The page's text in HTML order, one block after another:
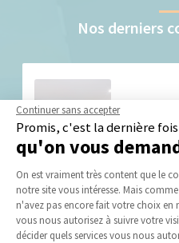
Nos derniers
Aménager une pièce en
éviter !
Le concept de souplex,
sol » et de «...
Continuer sans accepter
Promis, c'est la dernière fois
qu'on vous
Plateforme de
On est vraiment très content que le
notre site vous intéresse. Mais
n'avez pas encore fait votre choix en
vous nous autorisez à suivre votre
décider quels services vous nous
Axeptio